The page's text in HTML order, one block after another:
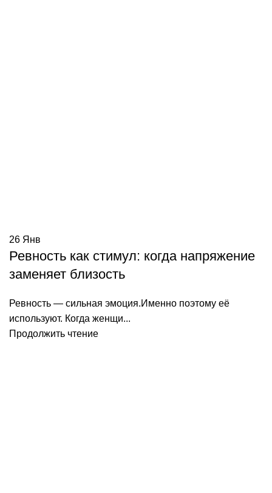
26 Янв
Ревность как стимул: когда напряжение
заменяет близость
Ревность — сильная эмоция.Именно поэтому её
используют. Когда женщи...
Продолжить чтение